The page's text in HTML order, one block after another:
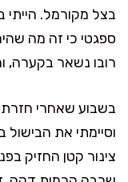
בצל מקורמל.
ספגטי כי זה מה
רובו נשאר בקערה,
בשבוע שאחרי
וסיימתי את
צינור קטן החזיק